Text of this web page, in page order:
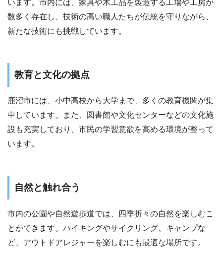
います。市内には、家具や木工品を製造する工場や工房が
数多く存在し、技術の高い職人たちが伝統を守りながら、
新たな技術にも挑戦しています。
教育と文化の拠点
鹿沼市には、小中高校から大学まで、多くの教育機関が集
中しています。また、図書館や文化センターなどの文化施
設も充実しており、市民の学習意欲を高める環境が整って
います。
自然と触れ合う
市内の公園や自然遊歩道では、四季折々の自然を楽しむこ
とができます。ハイキングやサイクリング、キャンプな
ど、アウトドアレジャーを楽しむにも最適な場所です。